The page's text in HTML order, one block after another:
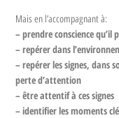
Mais en l’accompagnant à:
– prendre conscience
– repérer dans
– repérer les signes, dans
perte d’attention
– être attentif à ces signes
– identifier les moments